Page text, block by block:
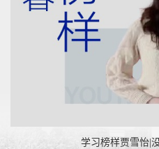
学习榜样贾雪怡|